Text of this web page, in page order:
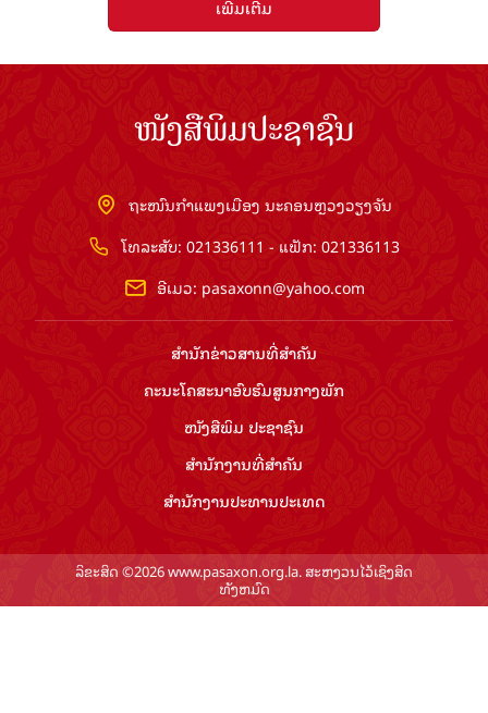
ເພີ່ມເຕີມ
ໜັງສືພິມປະຊາຊົນ
ຖະໜົນກຳແພງເມືອງ ນະຄອນຫຼວງວຽງຈັນ
ໂທລະສັບ: 021336111 - ແຟັກ: 021336113
ອີເມວ: pasaxonn@yahoo.com
ສຳ​ນັກ​ຂ່າວ​ສານ​ທີ່​ສຳ​ຄັນ​
ຄະນະໂຄສະນາອົບຮົມ​ສູນ​ກາງ​ພັກ
ໜັງສືພິມ ປະ​ຊາ​ຊົນ
ສຳ​ນັກ​ງານ​ທີ່​ສຳ​ຄັນ
ສຳ​ນັກ​ງານ​ປະ​ທານ​ປະ​ເທດ
ລິຂະສິດ ©2026 www.pasaxon.org.la. ສະຫງວນໄວ້ເຊິງສິດ
ທັງຫມົດ